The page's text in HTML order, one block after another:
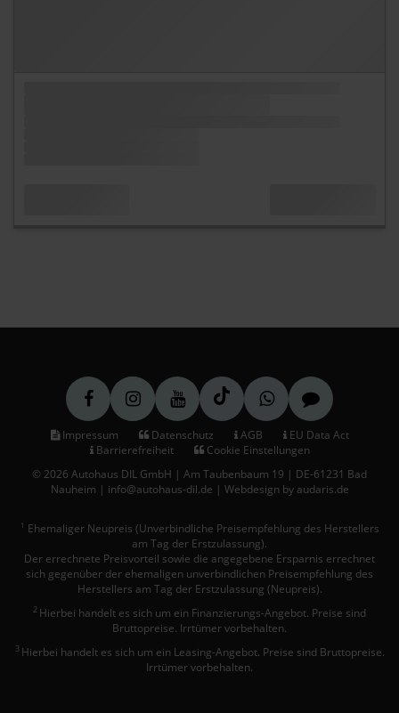
1 Ehemaliger Neupreis (Unverbindliche Preisempfehlung des Herstellers
am Tag der Erstzulassung).
Der errechnete Preisvorteil sowie die angegebene Ersparnis errechnet
sich gegenüber der ehemaligen unverbindlichen Preisempfehlung des
Herstellers am Tag der Erstzulassung (Neupreis).
2 Hierbei handelt es sich um ein Finanzierungs-Angebot. Preise sind
Bruttopreise. Irrtümer vorbehalten.
3 Hierbei handelt es sich um ein Leasing-Angebot. Preise sind Bruttopreise.
Irrtümer vorbehalten.
Impressum Datenschutz AGB
EU Data Act
Barrierefreiheit
Cookie Einstellungen
© 2026 Autohaus DIL GmbH | Am Taubenbaum 19 | DE-61231 Bad
Nauheim | info@autohaus-dil.de | Webdesign by audaris.de